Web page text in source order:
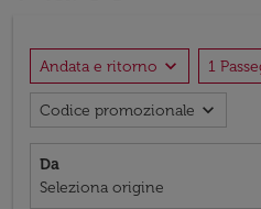
Andata e ritorno expand_more 1
Codice promozionale expand_more
Da
Seleziona origine